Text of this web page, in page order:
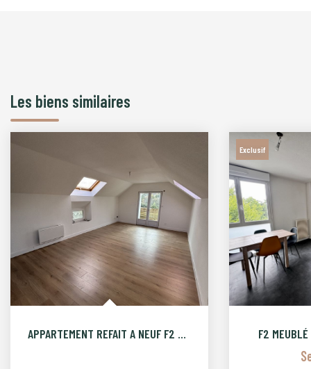
Les biens similaires
APPARTEMENT REFAIT A NEUF F2 SELONCOURT AVEC TERRASSE
Exclusif
F2 MEUBLÉ